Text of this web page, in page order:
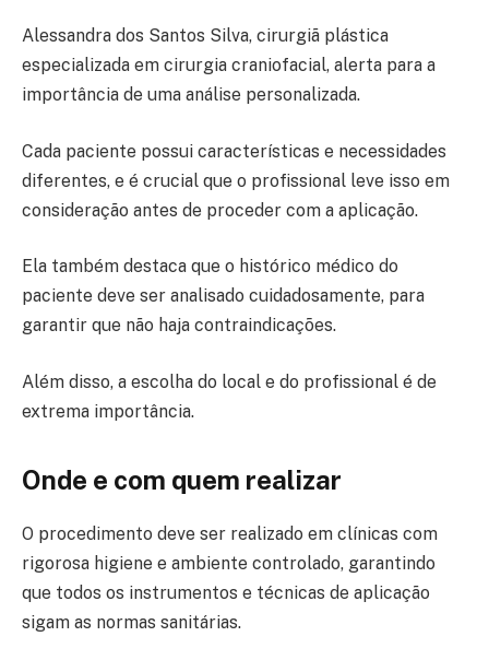
Alessandra dos Santos Silva, cirurgiã plástica
especializada em cirurgia craniofacial, alerta para a
importância de uma análise personalizada.
Cada paciente possui características e necessidades
diferentes, e é crucial que o profissional leve isso em
consideração antes de proceder com a aplicação.
Ela também destaca que o histórico médico do
paciente deve ser analisado cuidadosamente, para
garantir que não haja contraindicações.
Além disso, a escolha do local e do profissional é de
extrema importância.
Onde e com quem realizar
O procedimento deve ser realizado em clínicas com
rigorosa higiene e ambiente controlado, garantindo
que todos os instrumentos e técnicas de aplicação
sigam as normas sanitárias.